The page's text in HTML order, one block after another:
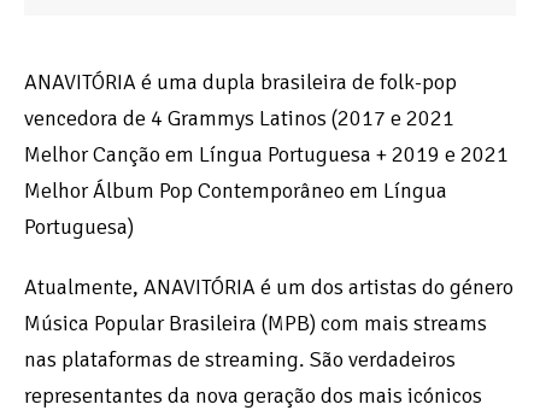
ANAVITÓRIA é uma dupla brasileira de folk-pop
vencedora de 4 Grammys Latinos (2017 e 2021
Melhor Canção em Língua Portuguesa + 2019 e 2021
Melhor Álbum Pop Contemporâneo em Língua
Portuguesa)
Atualmente, ANAVITÓRIA é um dos artistas do género
Música Popular Brasileira (MPB) com mais streams
nas plataformas de streaming. São verdadeiros
representantes da nova geração dos mais icónicos